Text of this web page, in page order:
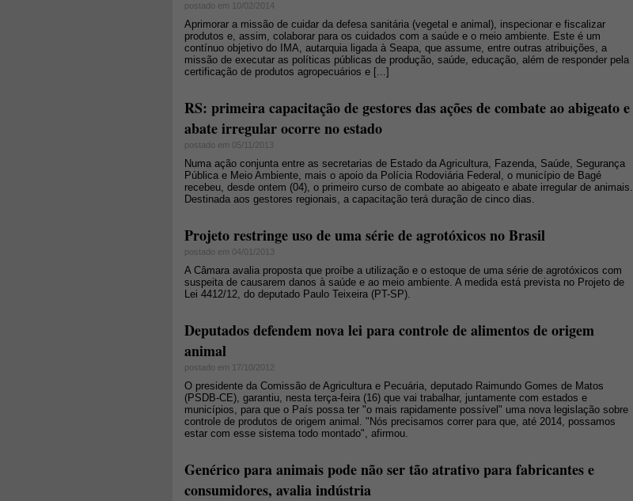
postado em 10/02/2014
Aprimorar a missão de cuidar da defesa sanitária (vegetal e animal), inspecionar e fiscalizar
produtos e, assim, colaborar para os cuidados com a saúde e o meio ambiente. Este é um
contínuo objetivo do IMA, autarquia ligada à Seapa, que assume, entre outras atribuições, a
missão de executar as políticas públicas de produção, saúde, educação, além de responder pela
certificação de produtos agropecuários e [...]
RS: primeira capacitação de gestores das ações de combate ao abigeato e
abate irregular ocorre no estado
postado em 05/11/2013
Numa ação conjunta entre as secretarias de Estado da Agricultura, Fazenda, Saúde, Segurança
Pública e Meio Ambiente, mais o apoio da Polícia Rodoviária Federal, o município de Bagé
recebeu, desde ontem (04), o primeiro curso de combate ao abigeato e abate irregular de animais.
Destinada aos gestores regionais, a capacitação terá duração de cinco dias.
Projeto restringe uso de uma série de agrotóxicos no Brasil
postado em 04/01/2013
A Câmara avalia proposta que proíbe a utilização e o estoque de uma série de agrotóxicos com
suspeita de causarem danos à saúde e ao meio ambiente. A medida está prevista no Projeto de
Lei 4412/12, do deputado Paulo Teixeira (PT-SP).
Deputados defendem nova lei para controle de alimentos de origem
animal
postado em 17/10/2012
O presidente da Comissão de Agricultura e Pecuária, deputado Raimundo Gomes de Matos
(PSDB-CE), garantiu, nesta terça-feira (16) que vai trabalhar, juntamente com estados e
municípios, para que o País possa ter "o mais rapidamente possível" uma nova legislação sobre
controle de produtos de origem animal. "Nós precisamos correr para que, até 2014, possamos
estar com esse sistema todo montado", afirmou.
Genérico para animais pode não ser tão atrativo para fabricantes e
consumidores, avalia indústria